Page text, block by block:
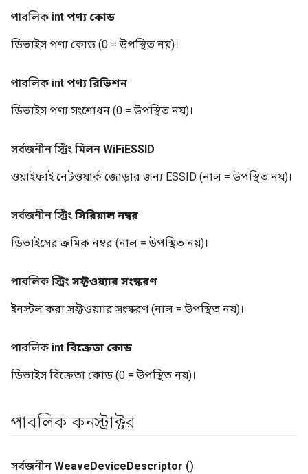
পাবলিক int পণ্য কোড
ডিভাইস পণ্য কোড (0 = উপস্থিত নয়)।
পাবলিক int পণ্য রিভিশন
ডিভাইস পণ্য সংশোধন (0 = উপস্থিত নয়)।
সর্বজনীন স্ট্রিং মিলন WiFiESSID
ওয়াইফাই নেটওয়ার্ক জোড়ার জন্য ESSID (নাল = উপস্থিত নয়)।
সর্বজনীন স্ট্রিং সিরিয়াল নম্বর
ডিভাইসের ক্রমিক নম্বর (নাল = উপস্থিত নয়)।
পাবলিক স্ট্রিং সফ্টওয়্যার সংস্করণ
ইনস্টল করা সফ্টওয়্যার সংস্করণ (নাল = উপস্থিত নয়)।
পাবলিক int বিক্রেতা কোড
ডিভাইস বিক্রেতা কোড (0 = উপস্থিত নয়)।
পাবলিক কনস্ট্রাক্টর
সর্বজনীন WeaveDeviceDescriptor ()